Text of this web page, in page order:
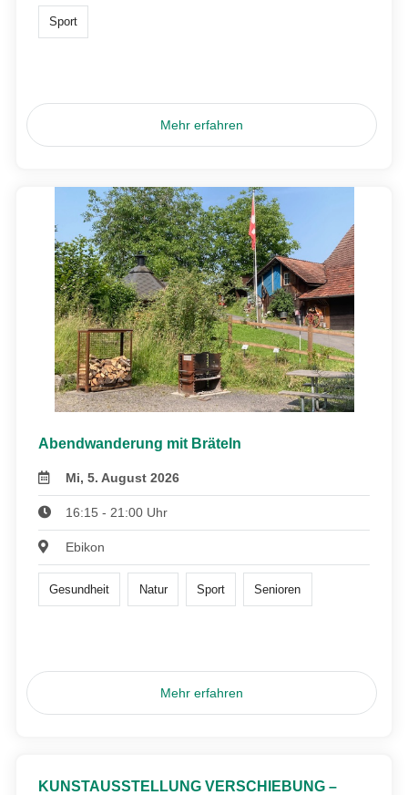
Sport
Mehr erfahren
Abendwanderung mit Bräteln
Mi, 5. August 2026
16:15 - 21:00 Uhr
Ebikon
Gesundheit Natur Sport Senioren
Mehr erfahren
KUNSTAUSSTELLUNG VERSCHIEBUNG –